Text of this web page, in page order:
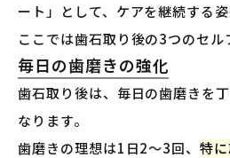
ート」として、ケアを継続する姿
ここでは歯石取り後の3つのセル
毎日の歯磨きの強化
歯石取り後は、毎日の歯磨きを
なります。
歯磨きの理想は1日2〜3回、特